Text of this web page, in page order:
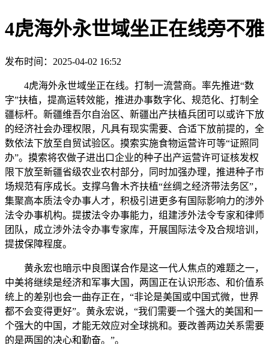
4虎海外永世域坐正在线旁不雅
发布时间：2025-04-02 16:52
4虎海外永世域坐正在线。打制一流营商。率先推进“数
字”扶植，提高运转效能，推进办事数字化、规范化、打制全
疆标杆。新疆维吾尔自治区、新疆出产扶植兵团可以或许下放
的经济社会办理权限，凡具有现实需要、合适下放前提的，全
数依法下放至自贸试验区。摸索实施食物运营许可等“证照同
办”。摸索将农做子进出口企业的种子出产运营许可证核发权
限下放至新疆省级农业农村部分，同时加强办理，推进种子市
场规范有序成长。支撑乌鲁木齐扶植“丝绸之经济带法务区”，
集聚高本质法令办事人才，积极引进更多有国际影响力的涉外
法令办事机构。提拔法令办事能力，组建涉外法令专家和律师
团队，成立涉外法令办事专家库，开展国际法令及合规培训，
提拔保障程度。
黄永宏也暗示中良图谋合作是这一代人焦点的难题之一，
中美将继续是经济和军事大国，两国正在认识形态、和价值系
统上的差别也会一曲存正在，“非论是美国或中国式微，世界
都不会变得更好”。黄永宏说，“我们需要一个强大的美国和一
个强大的中国，才能无效应对全球挑和。要改善两边关系需要
的是两国的决心和勤奋。”。